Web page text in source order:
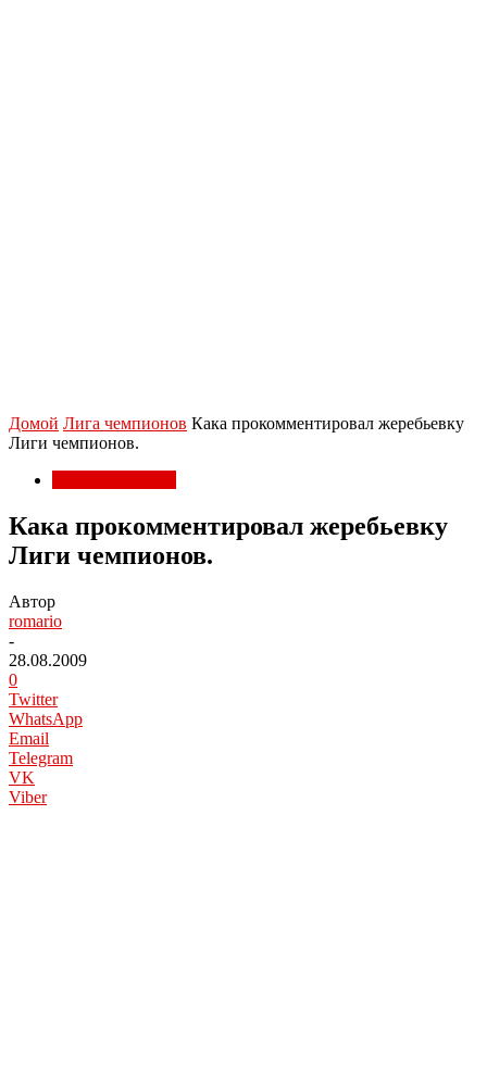
Домой Лига чемпионов Кака прокомментировал жеребьевку
Лиги чемпионов.
Кака прокомментировал жеребьевку
Лиги чемпионов.
Автор
romario
-
28.08.2009
0
Twitter
WhatsApp
Email
Telegram
VK
Viber